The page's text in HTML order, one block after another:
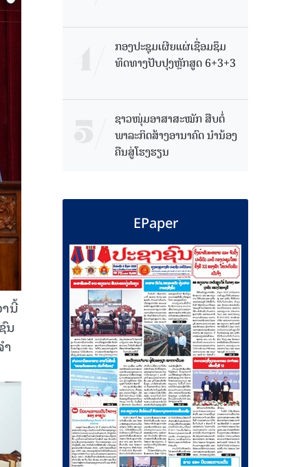
ນີ້
ນ
ກອງປະຊຸມເຜີຍແຜ່ເຊື່ອມຊຶມ
ທິດທາງປັບປຸງຫຼັກສູດ 6+3+3
ຊາວໜຸ່ມອາສາສະໝັກ ສືບຕໍ່
ພາລະກິດສ້າງອານາຄົດ ນໍານ້ອງ
ຄືນສູ່ໂຮງຮຽນ
EPaper